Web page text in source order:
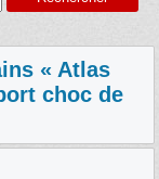
« Atlas
choc de